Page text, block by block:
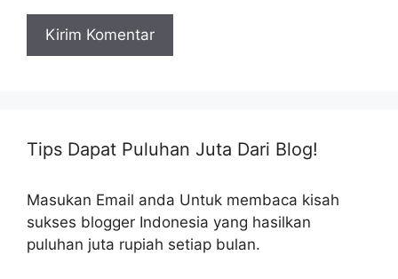
Tips Dapat Puluhan Juta Dari Blog!
Masukan Email anda Untuk membaca kisah
sukses blogger Indonesia yang hasilkan
puluhan juta rupiah setiap bulan.